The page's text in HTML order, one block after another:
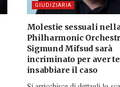
GIUDIZIARIA
Molestie sessuali
Philharmonic
Sigmund Mifsud sarà
incriminato per aver
insabbiare il caso